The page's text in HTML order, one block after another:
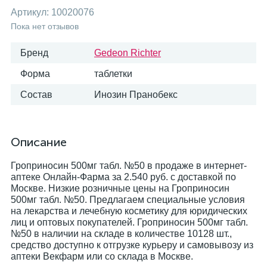
Артикул: 10020076
Пока нет отзывов
Бренд Gedeon Richter
Форма таблетки
Состав Инозин Пранобекс
Описание
Гроприносин 500мг табл. №50 в продаже в интернет-
аптеке Онлайн-Фарма за 2.540 руб. с доставкой по
Москве. Низкие розничные цены на Гроприносин
500мг табл. №50. Предлагаем специальные условия
на лекарства и лечебную косметику для юридических
лиц и оптовых покупателей. Гроприносин 500мг табл.
№50 в наличии на складе в количестве 10128 шт.,
средство доступно к отгрузке курьеру и самовывозу из
аптеки Векфарм или со склада в Москве.